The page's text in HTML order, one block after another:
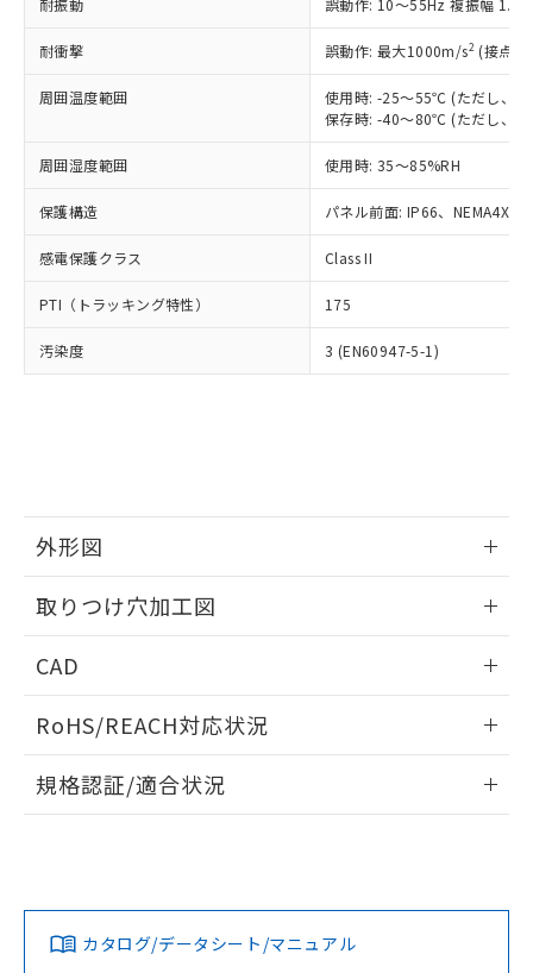
耐振動 誤動作: 10～55Hz 複振幅
耐衝撃 誤動作: 最大1000m/s2 (接点
周囲温度範囲
使用時: -25～55℃ (ただし、氷
保存時: -40～80℃ (ただし、氷
周囲湿度範囲 使用時: 35～85%RH
保護構造 パネル前面: IP66、NEMA4X,
感電保護クラス Class II
PTI（トラッキング特性） 175
汚染度 3 (EN60947-5-1)
外形図
取りつけ穴加工図
CAD
ドすることができます。
ログイン/会員登録
ダウンロードデータをご利用いただく前に、以下を必ずお読
みください。
ソフトウェアの使用条件
RoHS/REACH対応状況
EU RoHS 注意事項・凡例
対応済み
規格認証/適合状況
カタログ/データシート/マニュアル
正式な納期状況および標準価格はお客
様のお取引先、またはお客様担当のオ
ムロン制御機器販売店・当社販売員に
オムロン制御機器販売店や当社販売拠
販売ネットワーク
」をご確認
在庫状況および標準価格結果を当社の
事前の承諾なく第三者に漏洩または開
示しないようお願いします。
マイパーツ機能（部品リスト作成サー
ビス）をご利用いただくには、I-Web
メンバーズにご登録されている必要が
お客様が当ウェブサイト上で当社にご
指します。
但し、RoHS指令で産業用監視および制御機器に対する
適用除外項目は除く。
フタル酸エステル類の４物質については閾値を超える意
図的な使用がないことを確認しています。
部品在庫の切り替え状況などにより、予定
月が前後することがあります。
※3 非含有証明書ダウンロード
51物質の非含有証明書（当社基準）
※本証明書は発行日時点で非含有を証明す
るもので、過去に遡って非含有を証明する
ものではありません。
また、RoHS指令のフタル酸エステル類４
欄に対応日を記載しておりました。
既に当社にて対応品への在庫切替を完了
していることから、特段のことがない限
り、2022年1月12日より割愛しておりま
す。
DBP(フタル酸ジブチル) : 1000ppm、 DIBP(フタル酸ジ
イソブチル) : 1000ppm、 BBP(フタル酸ブチルベンジ
DEHP(フタル酸ビス(2-エチルヘキシル)) : 1000ppm
準値以下であることを示します。
「10」：通常の使用状況下において有害物
質が外部に漏えいし、環境に深刻な影響を
及ぼさない年数を意味します。
「－」：未確認です。当社販売部門へお問
全に破砕するなど、違法に輸出されな
いよう必要な手段を講じます。
当社は貴社製品を、核兵器、ミサイ
ル、化学兵器、生物兵器またはその他
武器並びにこれらの製造装置等に一切
当社は、貴社製品を第三者に販売する
場合は、上記1、2および3の内容を当
該第三者に通知します。また当社は、
販売先および販売に係わる関係者が違
法に輸出するおそれがある場合は、取
り引きをいたしません。
一定数には満たないが在庫あり
－
在庫なし(最新の在庫状況につ
いては、お客様のお取引先、ま
たはお客様担当のオムロン制御
機器販売店・当社販売員にご確
空
受注生産機種、また在庫状況の
情報を公開していない機種